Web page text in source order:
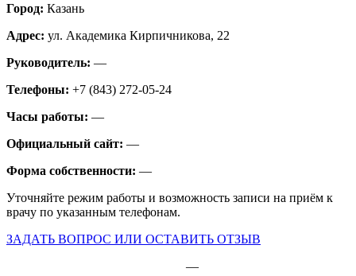
Город: Казань
Адрес: ул. Академика Кирпичникова, 22
Руководитель: —
Телефоны: +7 (843) 272-05-24
Часы работы: —
Официальный сайт: —
Форма собственности: —
Уточняйте режим работы и возможность записи на приём к
врачу по указанным телефонам.
ЗАДАТЬ ВОПРОС ИЛИ ОСТАВИТЬ ОТЗЫВ
—